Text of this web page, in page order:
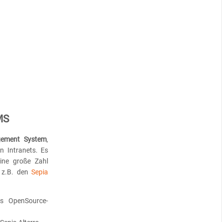
System,
Intranets. Es
große Zahl
den Sepia
OpenSource-